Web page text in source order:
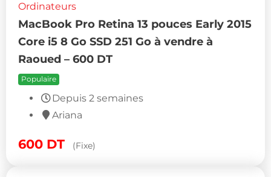
Ordinateurs
MacBook Pro Retina 13 pouces Early 2015
Core i5 8 Go SSD 251 Go à vendre à
Raoued – 600 DT
Populaire
Depuis 2 semaines
Ariana
600 DT (Fixe)